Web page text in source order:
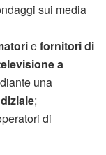
sui media
efornitori di
a
una
;
di